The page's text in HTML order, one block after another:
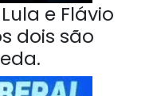
e Flávio
dois são